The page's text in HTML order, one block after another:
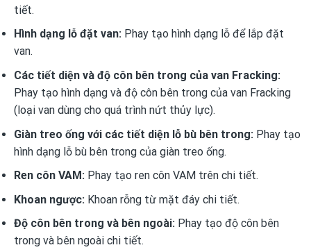
tiết.
Hình dạng lỗ đặt van:Phay tạo hình dạng lỗ để lắp đặt
van.
Các tiết diện và độ côn bên trong của van Fracking:
Phay tạo hình dạng và độ côn bên trong của van Fracking
(loại van dùng cho quá trình nứt thủy lực).
Giàn treo ống với các tiết diện lỗ bù bên trong:Phay tạo
hình dạng lỗ bù bên trong của giàn treo ống.
Ren côn VAM:Phay tạo ren côn VAM trên chi tiết.
Khoan ngược:Khoan rỗng từ mặt đáy chi tiết.
Độ côn bên trong và bên ngoài:Phay tạo độ côn bên
trong và bên ngoài chi tiết.